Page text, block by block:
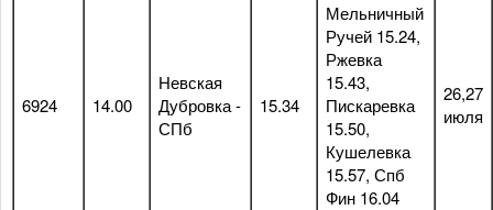
6924 14.00
Невская
Дубровка -
СПб
15.34
Мельничный
Ручей 15.24,
Ржевка
15.43,
Пискаревка
15.50,
Кушелевка
15.57, Спб
Фин 16.04
26,27
июля